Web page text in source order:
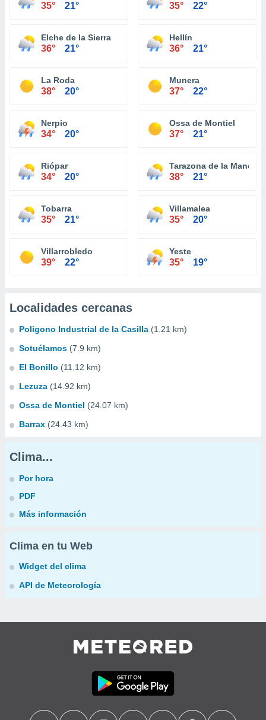
35° 21° 35° 22°
Elche de la Sierra
36° 21°
Hellín
36° 21°
La Roda
38° 20°
Munera
37° 22°
Nerpio
34° 20°
Ossa de Montiel
37° 21°
Riópar
34° 20°
Tarazona de la Mancha
38° 21°
Tobarra
35° 21°
Villamalea
35° 20°
Villarrobledo
39° 22°
Yeste
35° 19°
Localidades cercanas
Poligono Industrial de la Casilla (1.21 km)
Sotuélamos (7.9 km)
El Bonillo (11.12 km)
Lezuza (14.92 km)
Ossa de Montiel (24.07 km)
Barrax (24.43 km)
Clima...
Por hora
PDF
Más información
Clima en tu Web
Widget del clima
API de Meteorología